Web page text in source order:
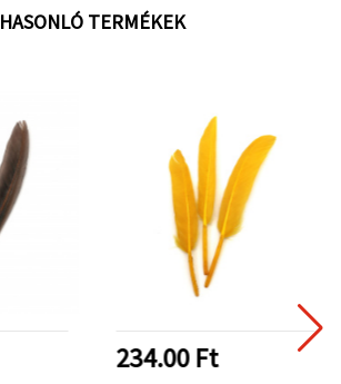
HASONLÓ TERMÉKEK
234.00 Ft